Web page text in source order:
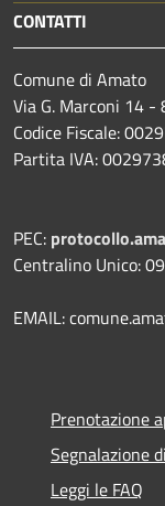
CONTATTI
Comune di Amato
Via G. Marconi 14
Codice Fiscale:
Partita IVA:
PEC:
Centralino Unico:
EMAIL:
Prenotazione
Segnalazione
Leggi le FAQ